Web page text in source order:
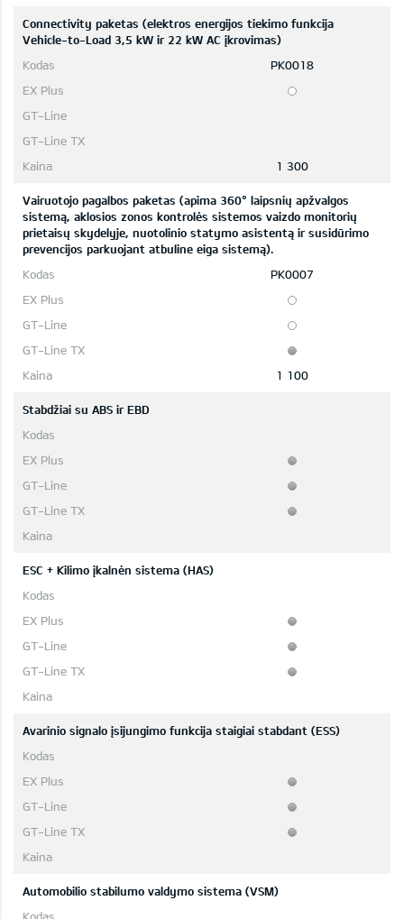
Connectivity paketas (elektros energijos tiekimo funkcija
Vehicle-to-Load 3,5 kW ir 22 kW AC įkrovimas)
PK0018
1 300
Vairuotojo pagalbos paketas (apima 360° laipsnių apžvalgos
sistemą, aklosios zonos kontrolės sistemos vaizdo monitorių
prietaisų skydelyje, nuotolinio statymo asistentą ir susidūrimo
prevencijos parkuojant atbuline eiga sistemą).
PK0007
1 100
Stabdžiai su ABS ir EBD
ESC + Kilimo įkalnėn sistema (HAS)
Avarinio signalo įsijungimo funkcija staigiai stabdant (ESS)
Automobilio stabilumo valdymo sistema (VSM)